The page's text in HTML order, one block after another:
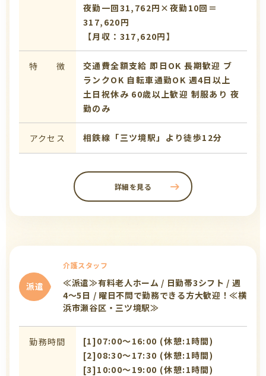
夜勤一回31,762円×夜勤10回＝
317,620円
【月収：317,620円】
特 徴 交通費全額支給 即日OK 長期歓迎 ブ
ランクOK 自転車通勤OK 週4日以上
土日祝休み 60歳以上歓迎 制服あり 夜
勤のみ
アクセス 相鉄線「三ツ境駅」より徒歩12分
詳細を見る
派遣
介護スタッフ
≪派遣≫有料老人ホーム / 日勤帯3シフト / 週
4〜5日 / 曜日不問で勤務できる方大歓迎！≪横
浜市瀬谷区・三ツ境駅≫
勤務時間
[1]07:00〜16:00 (休憩:1時間)
[2]08:30〜17:30 (休憩:1時間)
[3]10:00〜19:00 (休憩:1時間)